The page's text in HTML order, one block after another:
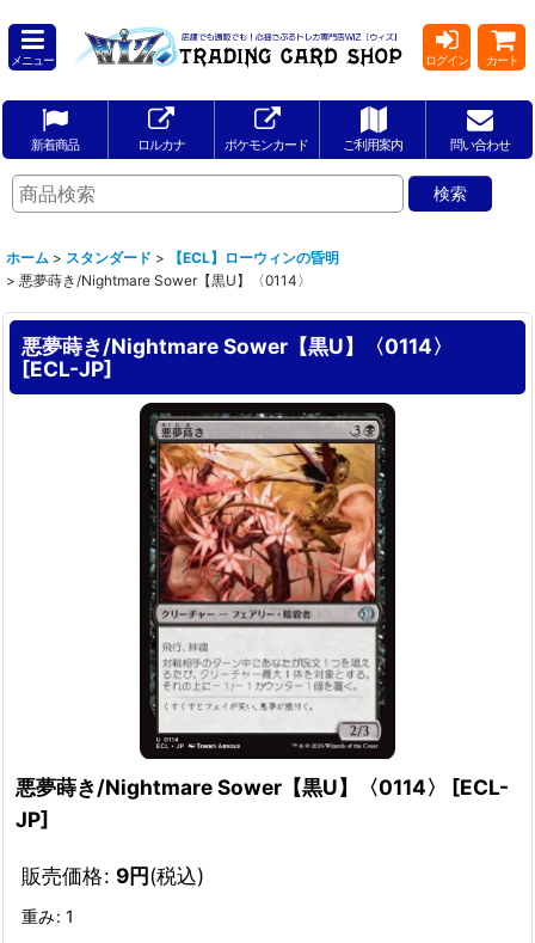
メニュー ログイン カート
新着商品 ロルカナ ポケモンカード ご利用案内 問い合わせ
ホーム > スタンダード >
【ECL】ローウィンの昏明
> 悪夢蒔き/Nightmare Sower【黒U】〈0114〉
悪夢蒔き/Nightmare Sower【黒U】〈0114〉
[ECL-JP]
悪夢蒔き/Nightmare Sower【黒U】〈0114〉 [ECL-
JP]
販売価格: 9円(税込)
重み: 1